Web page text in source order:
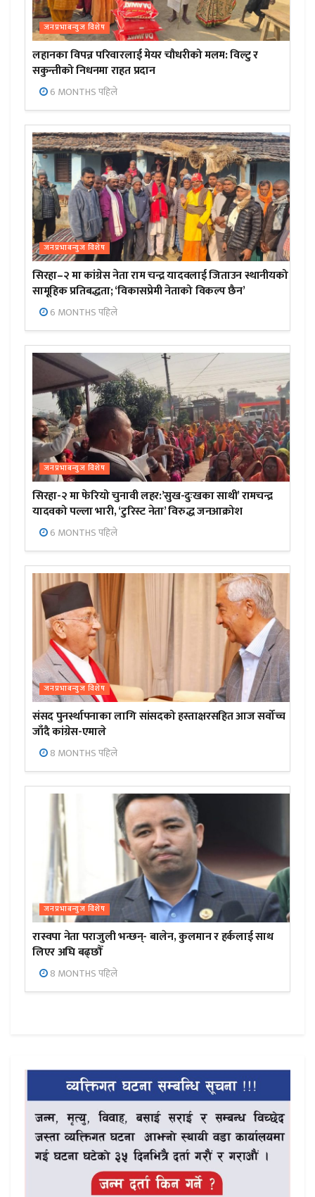
जनप्रभाबन्युज विशेष
लहानका विपन्न परिवारलाई मेयर चौधरीको मलम: विल्टु र
सकुन्तीको निधनमा राहत प्रदान
6 MONTHS पहिले
जनप्रभाबन्युज विशेष
सिरहा–२ मा कांग्रेस नेता राम चन्द्र यादवलाई जिताउन स्थानीयको
सामूहिक प्रतिबद्धता; ‘विकासप्रेमी नेताको विकल्प छैन’
6 MONTHS पहिले
जनप्रभाबन्युज विशेष
सिरहा-२ मा फेरियो चुनावी लहर:’सुख-दुःखका साथी’ रामचन्द्र
यादवको पल्ला भारी, ‘टुरिस्ट नेता’ विरुद्ध जनआक्रोश
6 MONTHS पहिले
जनप्रभाबन्युज विशेष
संसद पुनर्स्थापनाका लागि सांसदको हस्ताक्षरसहित आज सर्वोच्च
जाँदै कांग्रेस-एमाले
8 MONTHS पहिले
जनप्रभाबन्युज विशेष
रास्वपा नेता पराजुली भन्छन्- बालेन, कुलमान र हर्कलाई साथ
लिएर अघि बढ्छौँ
8 MONTHS पहिले